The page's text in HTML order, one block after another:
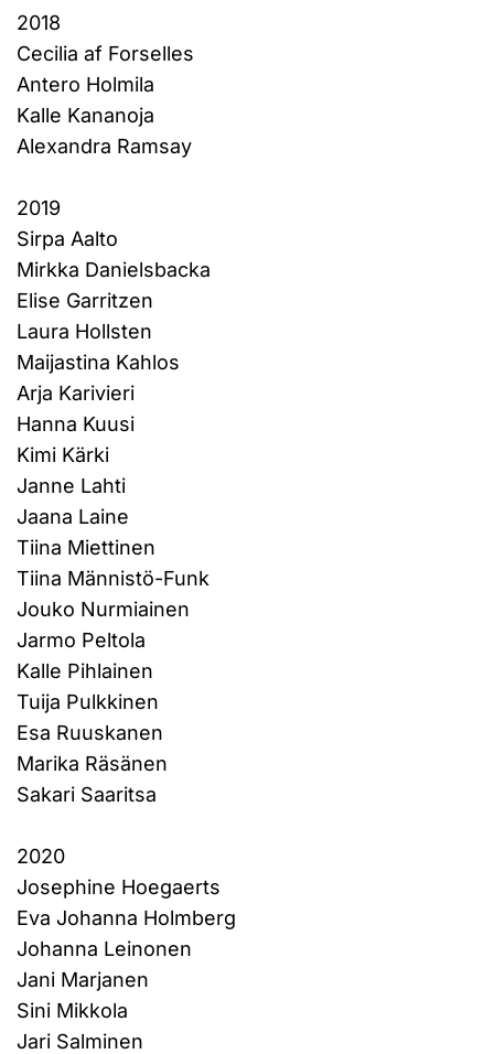
2018
Cecilia af Forselles
Antero Holmila
Kalle Kananoja
Alexandra Ramsay
2019
Sirpa Aalto
Mirkka Danielsbacka
Elise Garritzen
Laura Hollsten
Maijastina Kahlos
Arja Karivieri
Hanna Kuusi
Kimi Kärki
Janne Lahti
Jaana Laine
Tiina Miettinen
Tiina Männistö-Funk
Jouko Nurmiainen
Jarmo Peltola
Kalle Pihlainen
Tuija Pulkkinen
Esa Ruuskanen
Marika Räsänen
Sakari Saaritsa
2020
Josephine Hoegaerts
Eva Johanna Holmberg
Johanna Leinonen
Jani Marjanen
Sini Mikkola
Jari Salminen